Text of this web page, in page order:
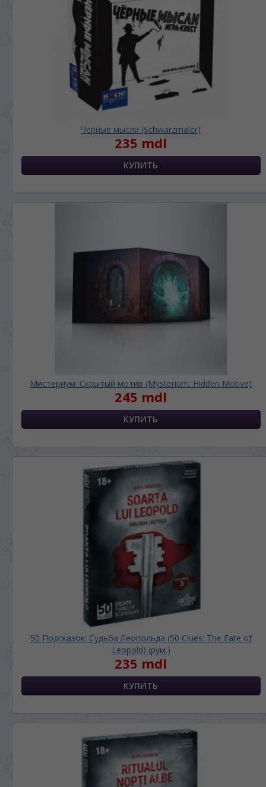
Черные мысли (Schwarzmaler)
235 mdl
Мистериум. Скрытый мотив (Mysterium: Hidden Motive)
245 mdl
50 Подсказок: Судьба Леопольда (50 Clues: The Fate of
Leopold) (рум.)
235 mdl
ЯЗЫК САЙТА / LIMBA SITE-ULUI
На каком языке Вы хотите
просматривать наш сайт?
În ce limbă ați dori să vedeți site-ul nostru?
Беспокоим Вас только один раз, далее
Vă vom deranja doar o singură dată, apoi vă
vom salva alegerea limbii.
Если вы хотите переключить язык
Dacă doriți să schimbați limba site-ului, puteți
RU